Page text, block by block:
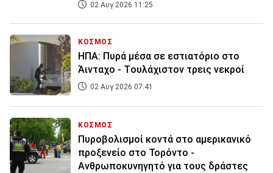
02 Αυγ 2026 11:25
ΚΟΣΜΟΣ
ΗΠΑ: Πυρά μέσα σε εστιατόριο στο
Άινταχο - Tουλάχιστον τρεις νεκροί
02 Αυγ 2026 07:41
ΚΟΣΜΟΣ
Πυροβολισμοί κοντά στο αμερικανικό
προξενείο στο Τορόντο -
Ανθρωποκυνηγητό για τους δράστες